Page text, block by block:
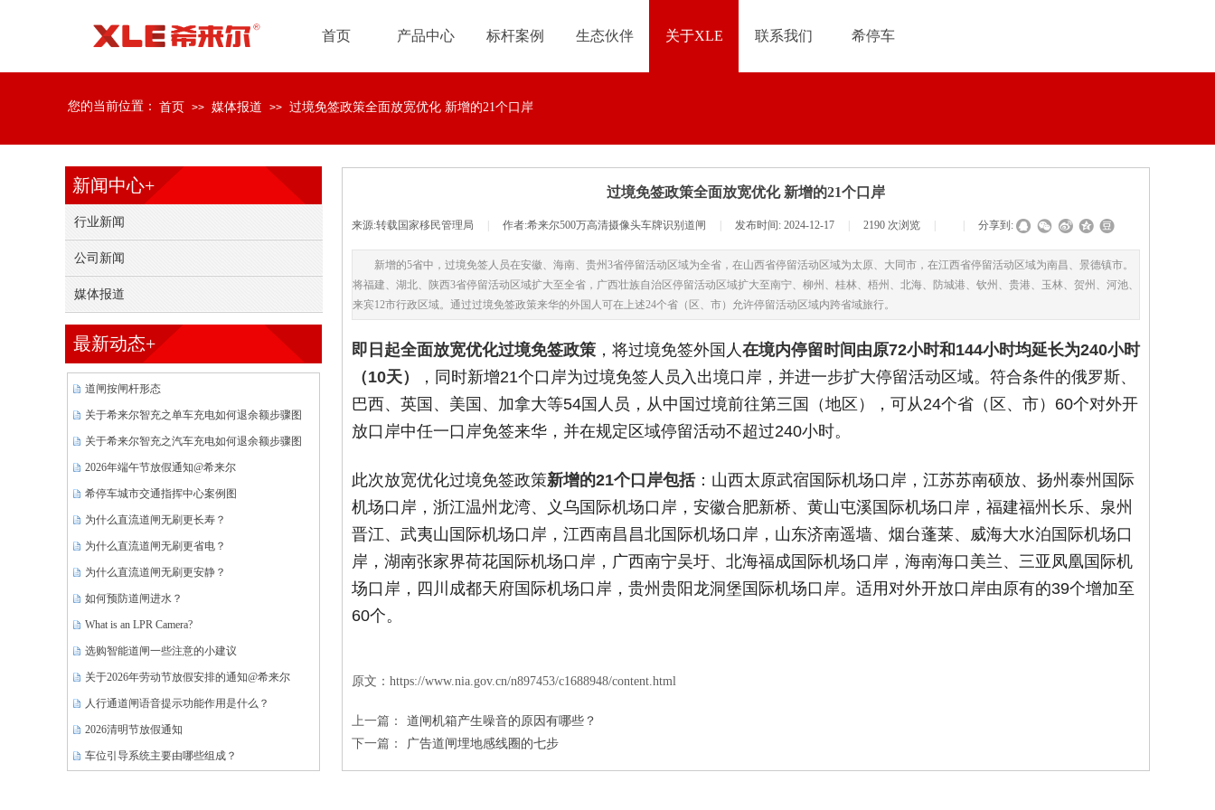
首页 产品中心 标杆案例 生态伙伴 关于XLE 联系我们 希停车
您的当前位置： 首页 >> 媒体报道 >> 过境免签政策全面放宽优化 新增的21个口岸
过境免签政策全面放宽优化 新增的21个口岸
来源:转载国家移民管理局 作者:希来尔500万高清摄像头车牌识别道闸 发布时间: 2024-12-17 2190 次浏览 分享到:
新增的5省中，过境免签人员在安徽、海南、贵州3省停留活动区域为全省，在山西省停留活动区域为太原、大同市，在江西省停留活动区域为南昌、景德镇市。
将福建、湖北、陕西3省停留活动区域扩大至全省，广西壮族自治区停留活动区域扩大至南宁、柳州、桂林、梧州、北海、防城港、钦州、贵港、玉林、贺州、河池、
来宾12市行政区域。通过过境免签政策来华的外国人可在上述24个省（区、市）允许停留活动区域内跨省域旅行。
即日起全面放宽优化过境免签政策 ，将过境免签外国人在境内停留时间由原72小时和144小时均延长为240小时
（10天）
，同时新增21个口岸为过境免签人员入出境口岸，并进一步扩大停留活动区域。符合条件的俄罗斯、
巴西、英国、美国、加拿大等54国人员，从中国过境前往第三国（地区），可从24个省（区、市）60个对外开
放口岸中任一口岸免签来华，并在规定区域停留活动不超过240小时。
此次放宽优化过境免签政策新增的21个口岸包括：山西太原武宿国际机场口岸，江苏苏南硕放、扬州泰州国际
机场口岸，浙江温州龙湾、义乌国际机场口岸，安徽合肥新桥、黄山屯溪国际机场口岸，福建福州长乐、泉州
晋江、武夷山国际机场口岸，江西南昌昌北国际机场口岸，山东济南遥墙、烟台蓬莱、威海大水泊国际机场口
岸，湖南张家界荷花国际机场口岸，广西南宁吴圩、北海福成国际机场口岸，海南海口美兰、三亚凤凰国际机
场口岸，四川成都天府国际机场口岸，贵州贵阳龙洞堡国际机场口岸。适用对外开放口岸由原有的39个增加至
60个。
原文：https://www.nia.gov.cn/n897453/c1688948/content.html
上一篇：
道闸机箱产生噪音的原因有哪些？
下一篇：
广告道闸埋地感线圈的七步
新闻中心+
行业新闻
公司新闻
媒体报道
最新动态+
道闸按闸杆形态
关于希来尔智充之单车充电如何退余额步骤图
关于希来尔智充之汽车充电如何退余额步骤图
2026年端午节放假通知@希来尔
希停车城市交通指挥中心案例图
为什么直流道闸无刷更长寿？
为什么直流道闸无刷更省电？
为什么直流道闸无刷更安静？
如何预防道闸进水？
What is an LPR Camera?
选购智能道闸一些注意的小建议
关于2026年劳动节放假安排的通知@希来尔
人行通道闸语音提示功能作用是什么？
2026清明节放假通知
车位引导系统主要由哪些组成？